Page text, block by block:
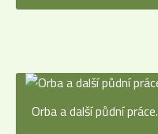
Orba a další půdní práce.